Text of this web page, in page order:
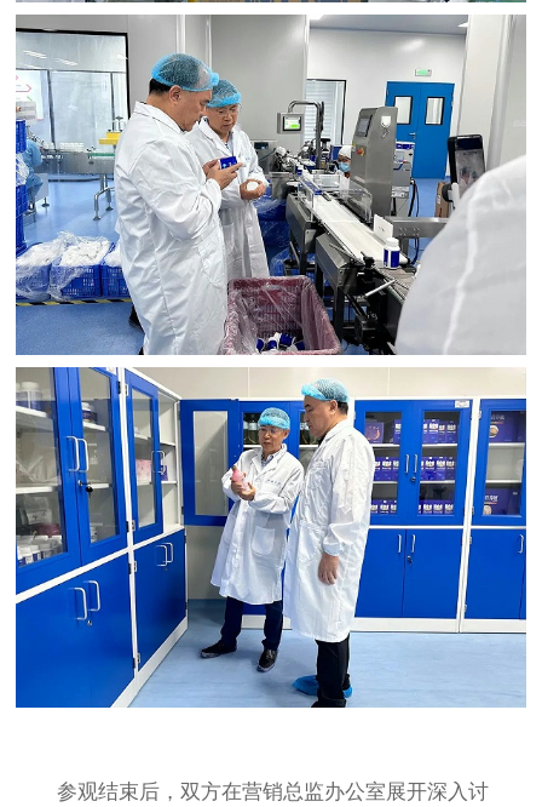
参观结束后，双方在营销总监办公室展开深入讨